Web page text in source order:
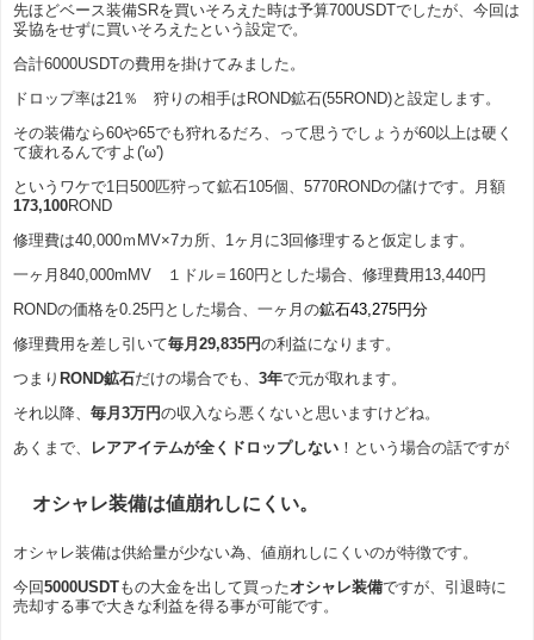
先ほどベース装備SRを買いそろえた時は予算700USDTでしたが、今回は
妥協をせずに買いそろえたという設定で。
合計6000USDTの費用を掛けてみました。
ドロップ率は21％ 狩りの相手はROND鉱石(55ROND)と設定します。
その装備なら60や65でも狩れるだろ、って思うでしょうが60以上は硬く
て疲れるんですよ('ω')
というワケで1日500匹狩って鉱石105個、5770RONDの儲けです。月額
173,100ROND
修理費は40,000ｍMV×7カ所、1ヶ月に3回修理すると仮定します。
一ヶ月840,000mMV １ドル＝160円とした場合、修理費用13,440円
RONDの価格を0.25円とした場合、一ヶ月の鉱石43,275円分
修理費用を差し引いて毎月29,835円の利益になります。
つまり ROND鉱石だけの場合でも、 3年で元が取れます。
それ以降、 毎月3万円の収入なら悪くないと思いますけどね。
あくまで、 レアアイテムが全くドロップしない ！という場合の話ですが
オシャレ装備は値崩れしにくい。
オシャレ装備は供給量が少ない為、値崩れしにくいのが特徴です。
今回5000USDTもの大金を出して買ったオシャレ装備ですが、引退時に
売却する事で大きな利益を得る事が可能です。